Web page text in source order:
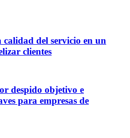
del servicio en un
clientes
despido objetivo e
para empresas de